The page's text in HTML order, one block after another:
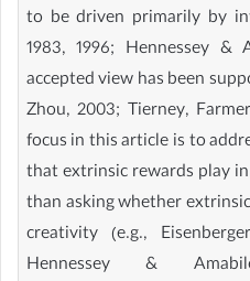
to be driven primarily by
1983, 1996; Hennessey &
accepted view has been
Zhou, 2003; Tierney,
focus in this article is to
that extrinsic rewards play
than asking whether
creativity (e.g.,
Hennessey &